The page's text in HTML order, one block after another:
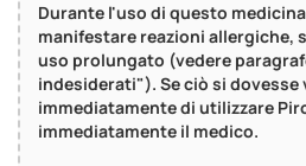
Durante l'uso di questo
manifestare reazioni allergiche,
uso prolungato (vedere
indesiderati"). Se ciò si
immediatamente di utilizzare
immediatamente il medico.